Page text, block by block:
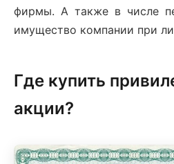
фирмы. А также в числе
имущество компании при
Где купить
акции?